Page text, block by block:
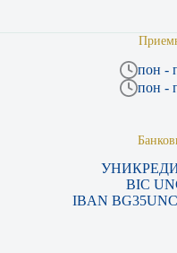
пон -
пон -
BIC
IBAN